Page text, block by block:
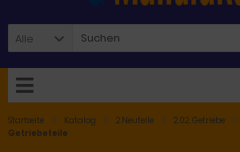
Alle
Startseite Katalog 2.Neuteile 2.02. Getriebe
Getriebeteile